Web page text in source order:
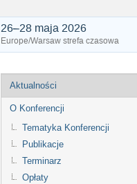
26–28 maja 2026
Europe/Warsaw strefa czasowa
Event
menu
Aktualności
O Konferencji
Tematyka Konferencji
Publikacje
Terminarz
Opłaty